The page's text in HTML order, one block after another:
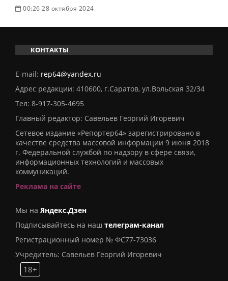
00:26 28 октября 2024
КОНТАКТЫ
E-mail: rep64@yandex.ru
Адрес редакции: 410600, г.Саратов, ул.Вольская 32/34
Тел: 8-917-305-4695
Главный редактор: Савельев Георгий Игоревич
Сетевое издание «Репортер64» зарегистрировано в
качестве средства массовой информации 9 июня 2018
г. Федеральной службой по надзору в сфере связи,
информационных технологий и массовых
коммуникаций.
Реклама на сайте
Мы на Яндекс.Дзен
Подписывайтесь на наш телеграм-канал
Регистрационный номер № ФС77-73036
Учредитель: Савельев Георгий Игоревич
18+